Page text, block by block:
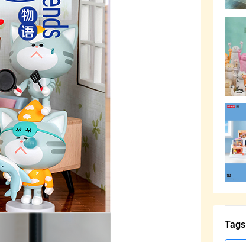
Tags